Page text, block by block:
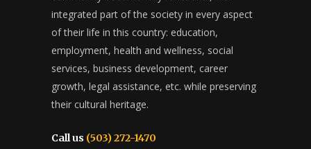
integrated part of the society in every aspect
of their life in this country: education,
employment, health and wellness, social
services, business development, career
growth, legal assistance, etc. while preserving
their cultural heritage.
Call us (503) 272-1470